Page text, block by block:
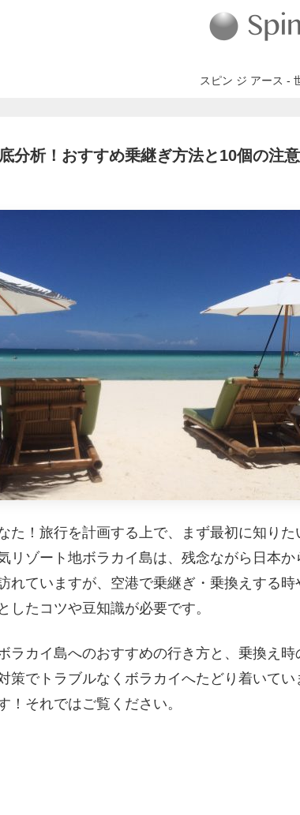
スピン ジ アース -
分析！おすすめ乗継ぎ方法と10個の注意
た！旅行を計画する上で、まず最初に知り
リゾート地ボラカイ島は、残念ながら日本か
れていますが、空港で乗継ぎ・乗換えする
したコツや豆知識が必要です。
ラカイ島へのおすすめの行き方と、乗換え時
策でトラブルなくボラカイへたどり着いて
！それではご覧ください。